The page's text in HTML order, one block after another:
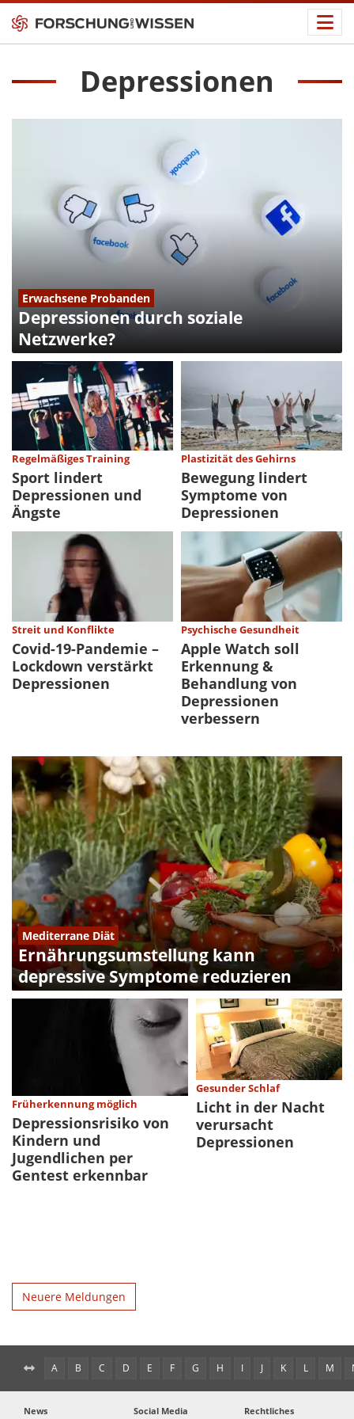
Depressionen
Erwachsene Probanden
Depressionen durch soziale
Netzwerke?
Regelmäßiges Training
Sport lindert
Depressionen und
Ängste
Plastizität des Gehirns
Bewegung lindert
Symptome von
Depressionen
Streit und Konflikte
Covid-19-Pandemie –
Lockdown verstärkt
Depressionen
Psychische Gesundheit
Apple Watch soll
Erkennung &
Behandlung von
Depressionen
verbessern
Mediterrane Diät
Ernährungsumstellung kann
depressive Symptome reduzieren
Früherkennung möglich
Depressionsrisiko von
Kindern und
Jugendlichen per
Gentest erkennbar
Gesunder Schlaf
Licht in der Nacht
verursacht
Depressionen
Neuere Meldungen
A B C D E F G H I J K L M
News Social Media Rechtliches